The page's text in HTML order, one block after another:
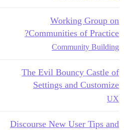
Working Group on
Communities of Practice?
Community Building
The Evil Bouncy Castle of
Settings and Customize
UX
Discourse New User Tips and